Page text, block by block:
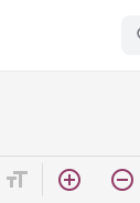
format_size add_circle_outline remove_circle_outline